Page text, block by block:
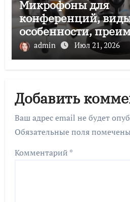
Микрофоны для
конференций,
особенности,
советы по выбору
admin Июл 21, 2026
Добавить
Ваш адрес email не будет
Обязательные поля помечены
Комментарий *